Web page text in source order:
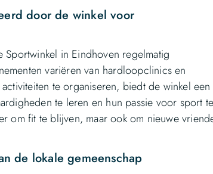
door de winkel voor
in Eindhoven regelmatig
variëren van hardloopclinics en
te organiseren, biedt de winkel een
te leren en hun passie voor sport te
om fit te blijven, maar ook om nieuwe
de lokale gemeenschap